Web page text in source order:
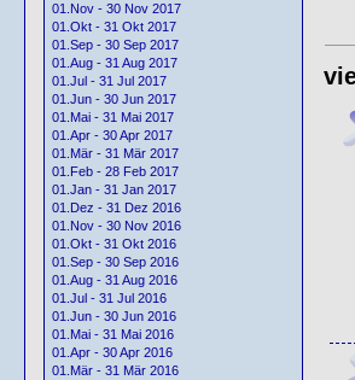
01.Nov - 30 Nov 2017
01.Okt - 31 Okt 2017
01.Sep - 30 Sep 2017
01.Aug - 31 Aug 2017
01.Jul - 31 Jul 2017
01.Jun - 30 Jun 2017
01.Mai - 31 Mai 2017
01.Apr - 30 Apr 2017
01.Mär - 31 Mär 2017
01.Feb - 28 Feb 2017
01.Jan - 31 Jan 2017
01.Dez - 31 Dez 2016
01.Nov - 30 Nov 2016
01.Okt - 31 Okt 2016
01.Sep - 30 Sep 2016
01.Aug - 31 Aug 2016
01.Jul - 31 Jul 2016
01.Jun - 30 Jun 2016
01.Mai - 31 Mai 2016
01.Apr - 30 Apr 2016
01.Mär - 31 Mär 2016